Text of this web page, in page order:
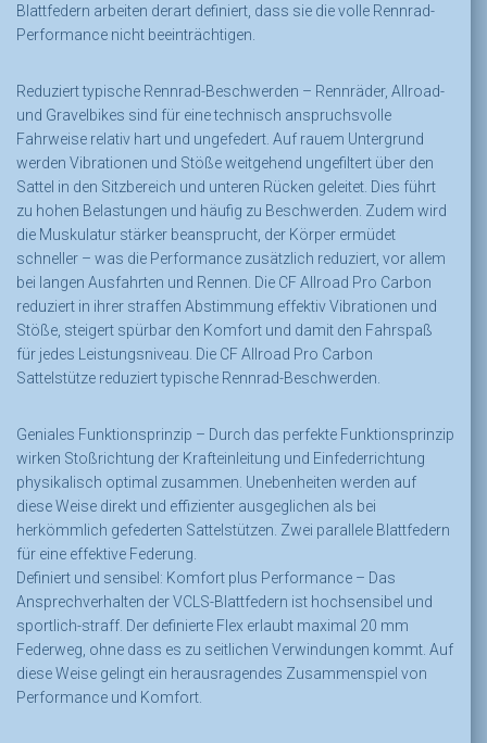
Blattfedern arbeiten derart definiert, dass sie die volle Rennrad-
Performance nicht beeinträchtigen.
Reduziert typische Rennrad-Beschwerden – Rennräder, Allroad-
und Gravelbikes sind für eine technisch anspruchsvolle
Fahrweise relativ hart und ungefedert. Auf rauem Untergrund
werden Vibrationen und Stöße weitgehend ungefiltert über den
Sattel in den Sitzbereich und unteren Rücken geleitet. Dies führt
zu hohen Belastungen und häufig zu Beschwerden. Zudem wird
die Muskulatur stärker beansprucht, der Körper ermüdet
schneller – was die Performance zusätzlich reduziert, vor allem
bei langen Ausfahrten und Rennen. Die CF Allroad Pro Carbon
reduziert in ihrer straffen Abstimmung effektiv Vibrationen und
Stöße, steigert spürbar den Komfort und damit den Fahrspaß
für jedes Leistungsniveau. Die CF Allroad Pro Carbon
Sattelstütze reduziert typische Rennrad-Beschwerden.
Geniales Funktionsprinzip – Durch das perfekte Funktionsprinzip
wirken Stoßrichtung der Krafteinleitung und Einfederrichtung
physikalisch optimal zusammen. Unebenheiten werden auf
diese Weise direkt und effizienter ausgeglichen als bei
herkömmlich gefederten Sattelstützen. Zwei parallele Blattfedern
für eine effektive Federung.
Definiert und sensibel: Komfort plus Performance – Das
Ansprechverhalten der VCLS-Blattfedern ist hochsensibel und
sportlich-straff. Der definierte Flex erlaubt maximal 20 mm
Federweg, ohne dass es zu seitlichen Verwindungen kommt. Auf
diese Weise gelingt ein herausragendes Zusammenspiel von
Performance und Komfort.